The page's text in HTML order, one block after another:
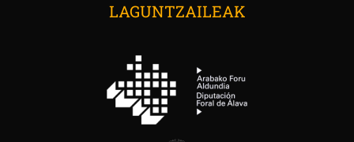
LAGUNTZAILEAK